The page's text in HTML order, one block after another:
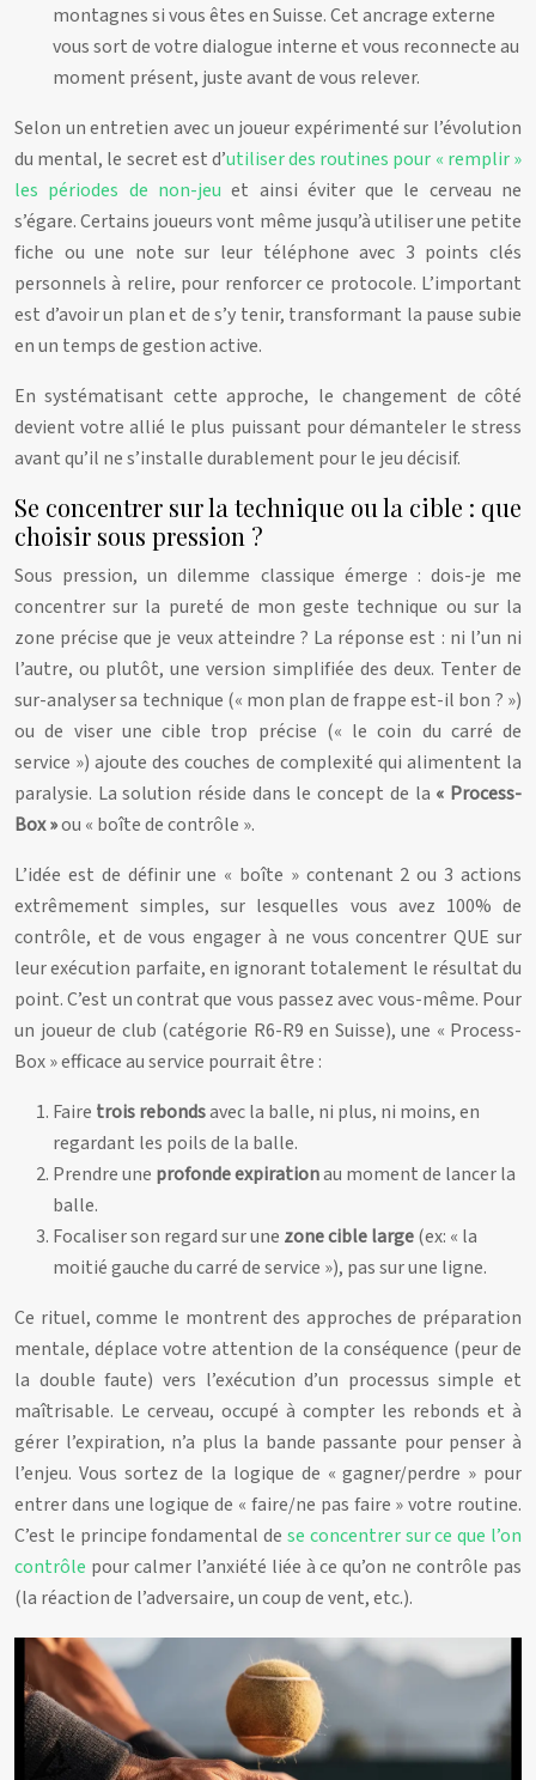
montagnes si vous êtes en Suisse. Cet ancrage externe
vous sort de votre dialogue interne et vous reconnecte au
moment présent, juste avant de vous relever.
Selon un entretien avec un joueur expérimenté sur l’évolution
du mental, le secret est d’utiliser des routines pour « remplir »
les périodes de non-jeu et ainsi éviter que le cerveau ne
s’égare. Certains joueurs vont même jusqu’à utiliser une petite
fiche ou une note sur leur téléphone avec 3 points clés
personnels à relire, pour renforcer ce protocole. L’important
est d’avoir un plan et de s’y tenir, transformant la pause subie
en un temps de gestion active.
En systématisant cette approche, le changement de côté
devient votre allié le plus puissant pour démanteler le stress
avant qu’il ne s’installe durablement pour le jeu décisif.
Se concentrer sur la technique ou la cible : que
choisir sous pression ?
Sous pression, un dilemme classique émerge : dois-je me
concentrer sur la pureté de mon geste technique ou sur la
zone précise que je veux atteindre ? La réponse est : ni l’un ni
l’autre, ou plutôt, une version simplifiée des deux. Tenter de
sur-analyser sa technique (« mon plan de frappe est-il bon ? »)
ou de viser une cible trop précise (« le coin du carré de
service ») ajoute des couches de complexité qui alimentent la
paralysie. La solution réside dans le concept de la « Process-
Box »ou « boîte de contrôle ».
L’idée est de définir une « boîte » contenant 2 ou 3 actions
extrêmement simples, sur lesquelles vous avez 100% de
contrôle, et de vous engager à ne vous concentrer QUE sur
leur exécution parfaite, en ignorant totalement le résultat du
point. C’est un contrat que vous passez avec vous-même. Pour
un joueur de club (catégorie R6-R9 en Suisse), une « Process-
Box » efficace au service pourrait être :
Faire trois rebondsavec la balle, ni plus, ni moins, en
regardant les poils de la balle.
Prendre une profonde expirationau moment de lancer la
balle.
Focaliser son regard sur une zone cible large(ex: « la
moitié gauche du carré de service »), pas sur une ligne.
Ce rituel, comme le montrent des approches de préparation
mentale, déplace votre attention de la conséquence (peur de
la double faute) vers l’exécution d’un processus simple et
maîtrisable. Le cerveau, occupé à compter les rebonds et à
gérer l’expiration, n’a plus la bande passante pour penser à
l’enjeu. Vous sortez de la logique de « gagner/perdre » pour
entrer dans une logique de « faire/ne pas faire » votre routine.
C’est le principe fondamental de se concentrer sur ce que l’on
contrôle pour calmer l’anxiété liée à ce qu’on ne contrôle pas
(la réaction de l’adversaire, un coup de vent, etc.).